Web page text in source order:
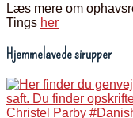
Læs mere om
Tings her
Hjemmelavede sirupper